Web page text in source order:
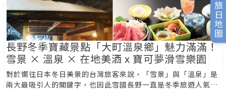
旅日地圖
長野冬季寶藏景點「大町溫泉鄉」魅力滿滿！
雪景 × 溫泉 × 在地美酒 x 寶可夢滑雪樂園
對於嚮往日本冬日美景的台灣旅客來說，「雪景」與「溫泉」是
兩大最吸引人的關鍵字，也因此雪國長野一直是冬季旅遊人氣居